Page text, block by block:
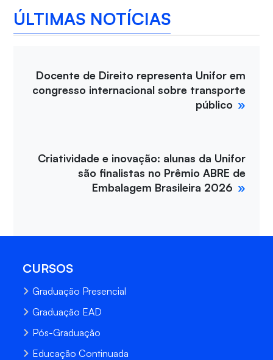
ÚLTIMAS NOTÍCIAS
Docente de Direito representa Unifor em
congresso internacional sobre transporte
público
Criatividade e inovação: alunas da Unifor
são finalistas no Prêmio ABRE de
Embalagem Brasileira 2026
CURSOS
Graduação Presencial
Graduação EAD
Pós-Graduação
Educação Continuada